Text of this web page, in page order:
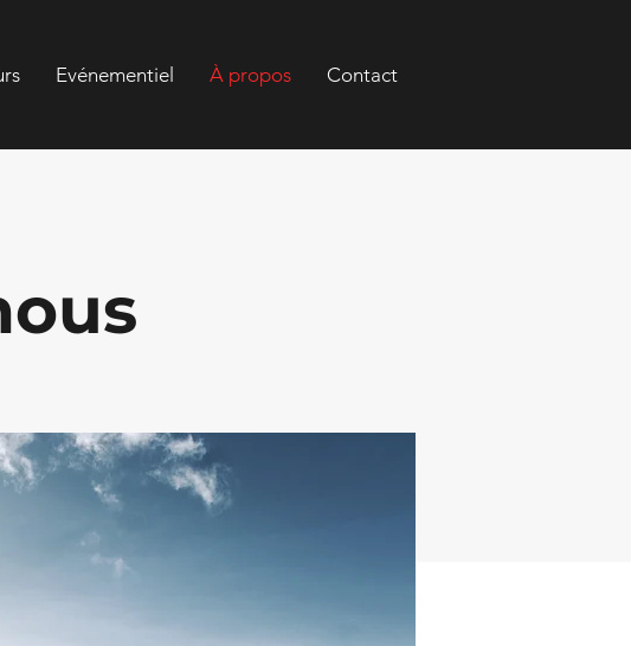
Evénementiel À propos Contact